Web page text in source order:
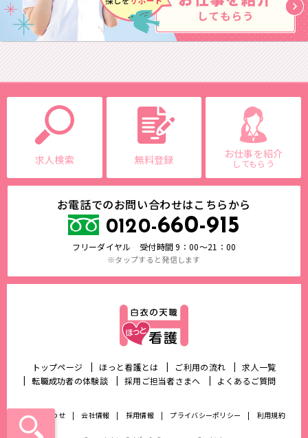
求人検索 無料登録 お仕事を紹介
してもらう
お電話でのお問い合わせはこちらから
0120-660-915
フリーダイヤル 受付時間 9：00～21：00
※タップすると発信します
トップページ ほっと看護とは ご利用の流れ
求人一覧
転職成功者の体験談
採用ご担当者さまへ よくあるご質問
お問い合わせ 会社情報 採用情報 プライバシーポリシー 利用規約